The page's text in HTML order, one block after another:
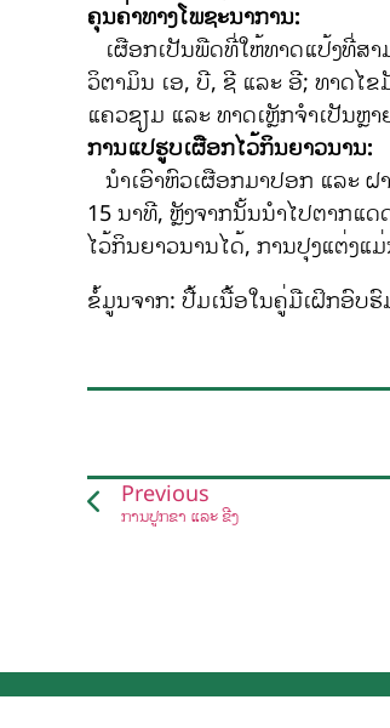
ຄຸນຄ່າທາງໂພຊະນາການ:
ເຜືອກເປັນພືດທີ່ໃຫ້ທາດແປ້ງທີ່ສ
ວິຕາມິນ ເອ, ບີ, ຊີ ແລະ ອີ; ທາດໄ
ແຄວຊຽມ ແລະ ທາດເຫຼັກຈໍາເປັນຫຼ
ການແປຮູບເຜືອກໄວ້ກິນຍາວນານ:
ນໍາເອົາຫົວເຜືອກມາປອກ ແລະ ຝ
15 ນາທີ, ຫຼັງຈາກນັ້ນນໍາໄປຕາກແດ
ໄວ້ກິນຍາວນານໄດ້, ການປຸງແຕ່ງແ
ຂໍ້ມູນຈາກ: ປື້ມເນື້ອໃນຄູ່ມືເຝິກອົບ
Previous
ການປູກຂ່າ ແລະ ຂີງ